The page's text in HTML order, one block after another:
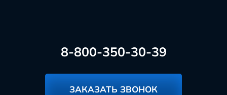
8-800-350-30-39
ЗАКАЗАТЬ ЗВОНОК